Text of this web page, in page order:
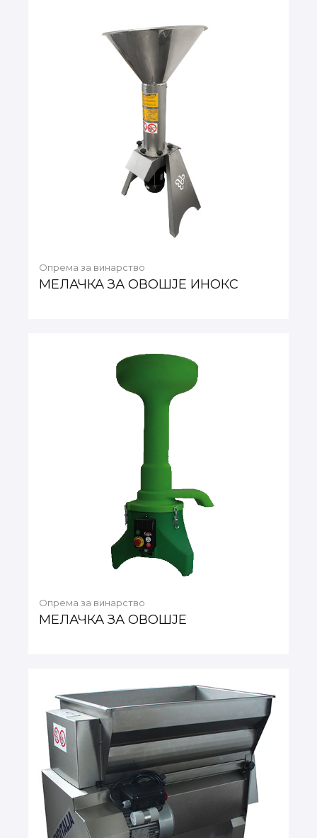
Опрема за винарство
МЕЛАЧКА ЗА ОВОШЈЕ ИНОКС
Опрема за винарство
МЕЛАЧКА ЗА ОВОШЈЕ